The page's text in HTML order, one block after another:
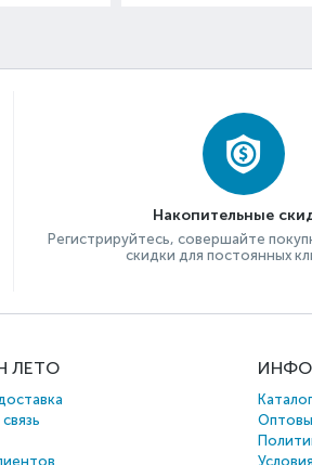
Накопительные
Регистрируйтесь, совершайте
скидки для постоянных
ЛЕТО